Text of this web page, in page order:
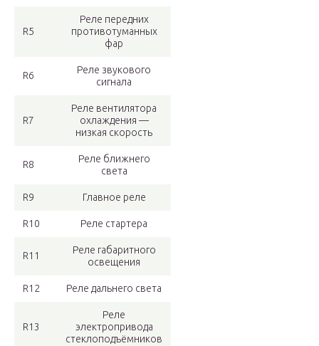
R5
Реле передних
противотуманных
фар
R6
Реле звукового
сигнала
R7
Реле вентилятора
охлаждения —
низкая скорость
R8
Реле ближнего
света
R9 Главное реле
R10 Реле стартера
R11
Реле габаритного
освещения
R12 Реле дальнего света
R13
Реле
электропривода
стеклоподъёмников